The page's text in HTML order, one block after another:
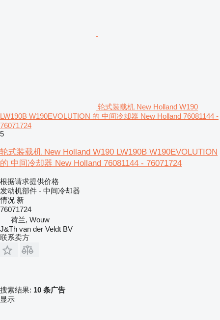
轮式装载机 New Holland W190
LW190B W190EVOLUTION 的 中间冷却器 New Holland 76081144 -
76071724
5
轮式装载机 New Holland W190 LW190B W190EVOLUTION
的 中间冷却器 New Holland 76081144 - 76071724
根据请求提供价格
发动机部件 - 中间冷却器
情况 新
76071724
荷兰, Wouw
J&Th van der Veldt BV
联系卖方
搜索结果: 10 条广告
显示